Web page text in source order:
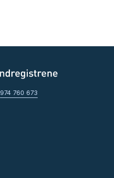
974 760 673